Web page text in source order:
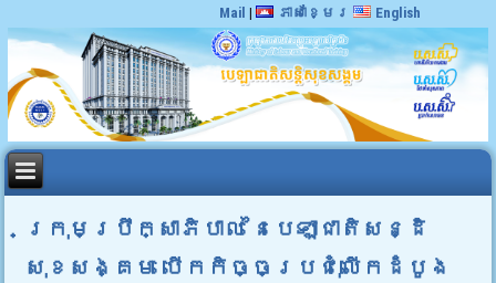
Mail | ភាសាខ្មែរ English
ក្រុមប្រឹក្សាភិបាល នៃបេឡាជាតិសន្ដិ
សុខសង្គម បើកកិច្ចប្រជុំលើកដំបូង